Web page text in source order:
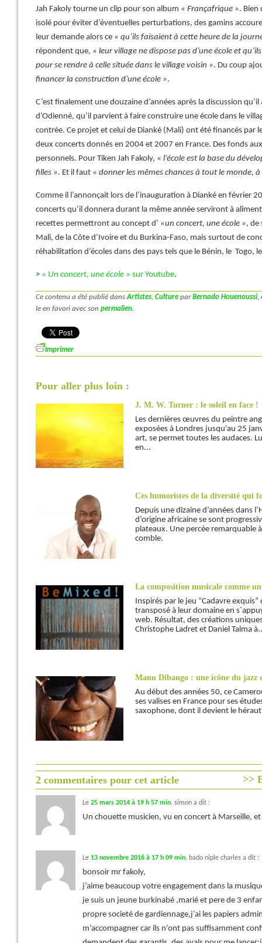
Jah Fakoly tourne un clip pour son album « Françafrique ». Bien
isolé pour éviter d’éventuelles perturbations, des gamins
leur demande alors ce « qu’ils faisaient à cette heure de la
répondent que, « leur village ne dispose pas d’une école et
pour se rendre à celle située dans le village voisin ». Du coup
financer la construction d’une école ».
C’est finalement une douzaine d’années après la discussion
d’Odienné, qu’il parvient à faire construire une école dans le
contrée. Ce projet et celui de Dianké (Mali) ont été financés par
deux concerts donnés en 2004 et 2007 en France. Des fonds
personnels. Pour Tiken Jah Fakoly, « l’école est la base du
filles ». Et il faut « donner les mêmes chances à tout le monde,
Comme il l’annonçait lors de l’inauguration à Dianké en février
concerts qu’il donnera durant la même année serviront à
recettes permettront au concept d’ «un concert, une école », de
Mali, de la Côte d’Ivoire et du Burkina-Faso, mais surtout de
réhabilitation d’écoles dans des pays tels que le Bénin, le Togo,
> « Un concert, une école » sur Youtube.
Ce contenu a été publié dansArtistes, Culture parBernado Houenoussi,
le en favori avec son permalien.
Imprimer
Pour aller plus loin :
J. M. W. Turner : le soleil en face !
Les dernières œuvres du peintre
exposées à Londres jusqu'au 25
art, se permet toutes les audaces.
en...
Ces humoristes de la diversité qui
Depuis une dizaine d’années dans
d’origine africaine se sont
plateaux. Une percée remarquable
comble.
La composition musicale comme
Inspirés par le jeu “Cadavre
transposé à leur domaine en
web. Résultat, des créations
Christophe Ladret et Daniel Talma
Manu Dibango : une icône du jazz
Au début des années 50, ce
ses valises en France pour ses
saxophone, dont il devient le
>>
2 commentaires pour cet article
Le 25 mars 2014 à 19 h 57 min, simon a dit :
Un chouette musicien, vu en concert à Marseille,
Le 13 novembre 2016 à 17 h 09 min, bado niple charles a dit :
bonsoir mr fakoly,
j’aime beaucoup votre engagement dans la
je suis un jeune burkinabé ,marié et pere de 3
propre societé de gardiennage,j’ai les papiers
m’accompagner car ils n’ont pas suffisamment